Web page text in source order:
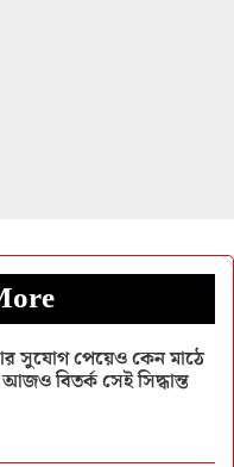
সুযোগ পেয়েও কেন মাঠে
বিতর্ক সেই সিদ্ধান্ত